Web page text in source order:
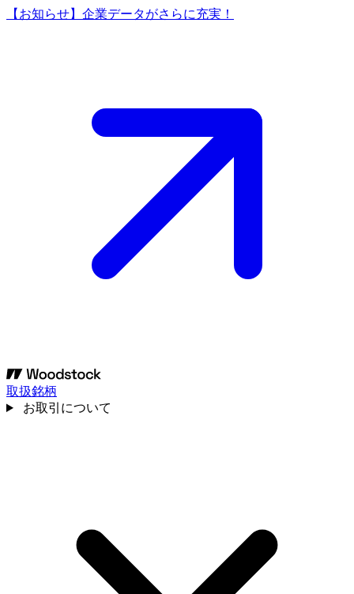
【お知らせ】企業データがさらに充実！
取扱銘柄
お取引について